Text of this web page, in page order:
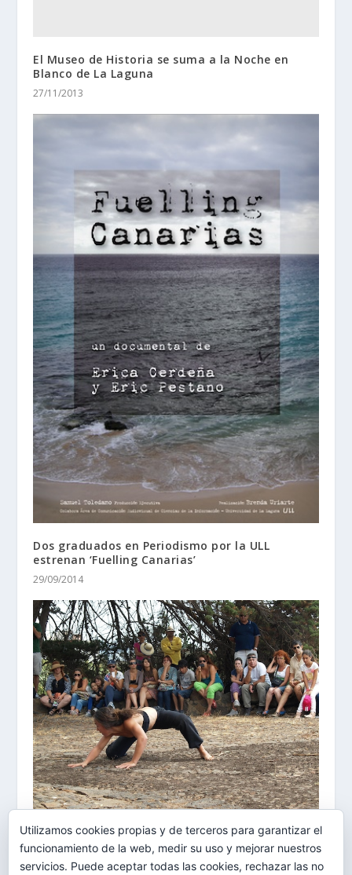
El Museo de Historia se suma a la Noche en
Blanco de La Laguna
27/11/2013
Dos graduados en Periodismo por la ULL
estrenan ‘Fuelling Canarias’
29/09/2014
Comienza el V festival ‘Las eras de El Tablero’
01/09/2014
Utilizamos cookies propias y de terceros para garantizar el
funcionamiento de la web, medir su uso y mejorar nuestros
servicios. Puede aceptar todas las cookies, rechazar las no